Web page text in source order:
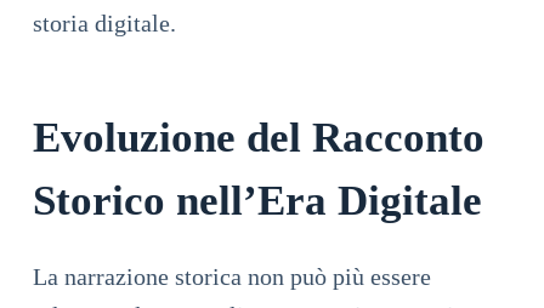
storia digitale.
Evoluzione del Racconto
Storico nell’Era Digitale
La narrazione storica non può più essere